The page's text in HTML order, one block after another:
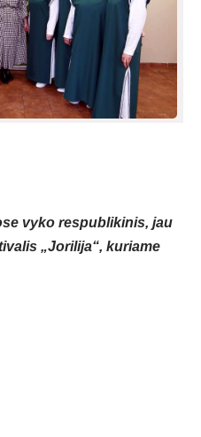
vyko respublikinis, jau
„Jorilija“, kuriame